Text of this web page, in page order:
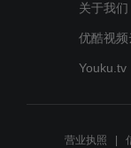
关于我们
优酷视频
Youku.tv
营业执照